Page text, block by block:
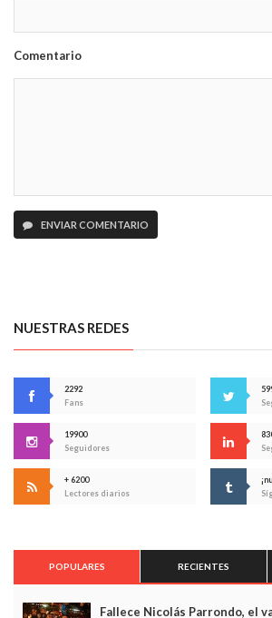
Comentario
ENVIAR COMENTARIO
NUESTRAS REDES
2292
Fans
19900
Seguidores
+ 6200
Lectores diarios
POPULARES RECIENTES
Fallece Nicolás Parrondo, el